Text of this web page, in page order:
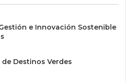
e Innovación Sostenible
Destinos Verdes